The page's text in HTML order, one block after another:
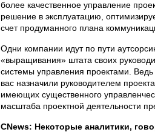
более качественное управление
решение в эксплуатацию,
счет продуманного плана
Одни компании идут по пути
«выращивания» штата своих
системы управления проектами.
вас назначили руководителем
имеющих существенного
масштаба проектной деятельности
CNews: Некоторые аналитики,